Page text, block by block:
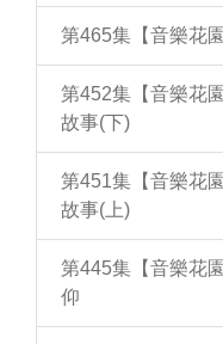
第465集【音樂花
第452集【音樂花
故事(下)
第451集【音樂花
故事(上)
第445集【音樂花
仰